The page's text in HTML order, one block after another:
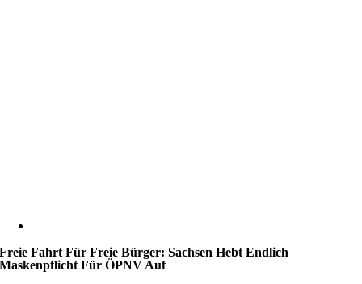
Freie Fahrt Für Freie Bürger: Sachsen Hebt Endlich
Maskenpflicht Für ÖPNV Auf